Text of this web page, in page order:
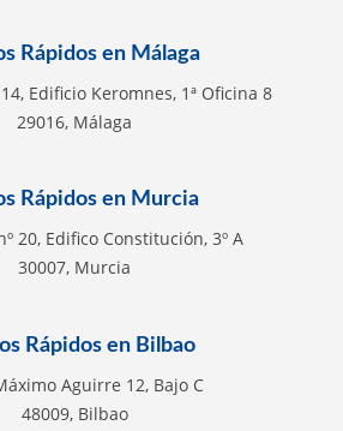
Rápidos en Málaga
Edificio Keromnes, 1ª Oficina 8
29016, Málaga
Rápidos en Murcia
20, Edifico Constitución, 3º A
30007, Murcia
Rápidos en Bilbao
Aguirre 12, Bajo C
48009, Bilbao